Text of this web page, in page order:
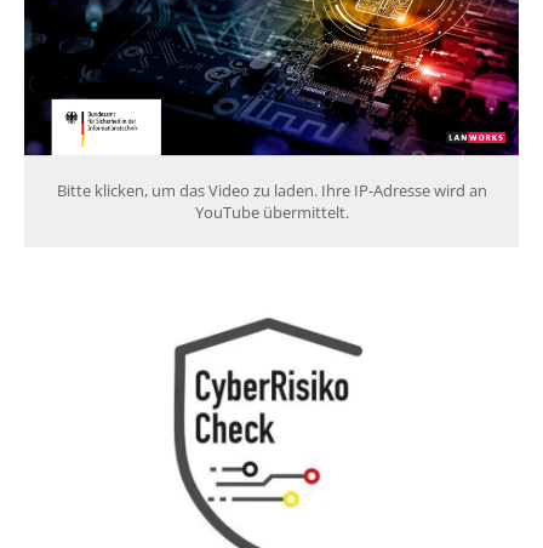
Bitte klicken, um das Video zu laden. Ihre IP-Adresse wird an
YouTube übermittelt.